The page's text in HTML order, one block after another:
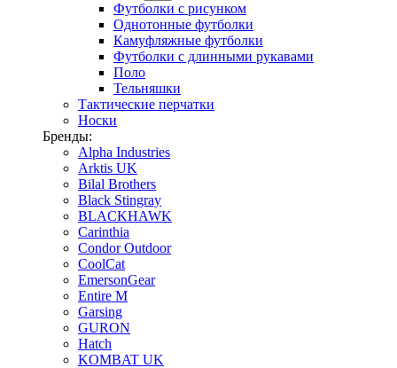
Футболки с рисунком
Однотонные футболки
Камуфляжные футболки
Футболки с длинными рукавами
Поло
Тельняшки
Тактические перчатки
Носки
Бренды:
Alpha Industries
Arktis UK
Bilal Brothers
Black Stingray
BLACKHAWK
Carinthia
Condor Outdoor
CoolCat
EmersonGear
Entire M
Garsing
GURON
Hatch
KOMBAT UK